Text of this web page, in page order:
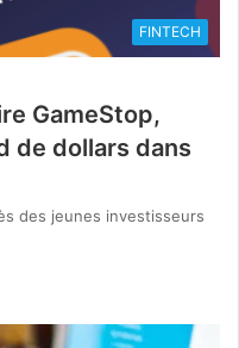
FINTECH
GameStop,
de dollars dans
des jeunes investisseurs